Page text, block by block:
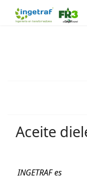
Aceite
INGETRAF es